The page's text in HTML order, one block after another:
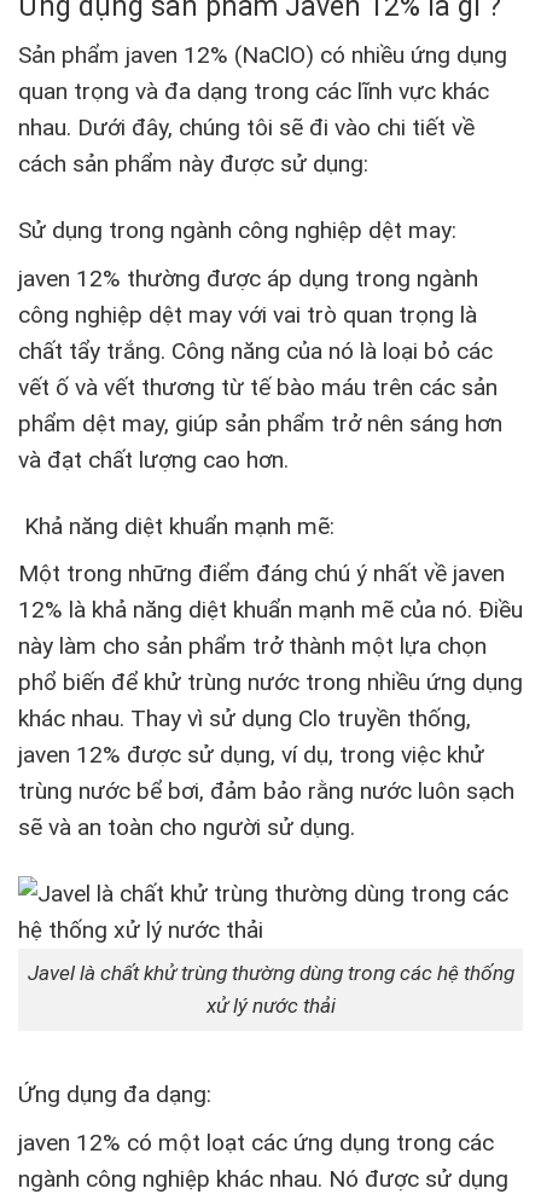
Sản phẩm javen 12% (NaClO) có nhiều ứng dụng
quan trọng và đa dạng trong các lĩnh vực khác
nhau. Dưới đây, chúng tôi sẽ đi vào chi tiết về
cách sản phẩm này được sử dụng:
Sử dụng trong ngành công nghiệp dệt may:
javen 12% thường được áp dụng trong ngành
công nghiệp dệt may với vai trò quan trọng là
chất tẩy trắng. Công năng của nó là loại bỏ các
vết ố và vết thương từ tế bào máu trên các sản
phẩm dệt may, giúp sản phẩm trở nên sáng hơn
và đạt chất lượng cao hơn.
Khả năng diệt khuẩn mạnh mẽ:
Một trong những điểm đáng chú ý nhất về javen
12% là khả năng diệt khuẩn mạnh mẽ của nó. Điều
này làm cho sản phẩm trở thành một lựa chọn
phổ biến để khử trùng nước trong nhiều ứng dụng
khác nhau. Thay vì sử dụng Clo truyền thống,
javen 12% được sử dụng, ví dụ, trong việc khử
trùng nước bể bơi, đảm bảo rằng nước luôn sạch
sẽ và an toàn cho người sử dụng.
Javel là chất khử trùng thường dùng trong các hệ thống
xử lý nước thải
Ứng dụng đa dạng:
javen 12% có một loạt các ứng dụng trong các
ngành công nghiệp khác nhau. Nó được sử dụng